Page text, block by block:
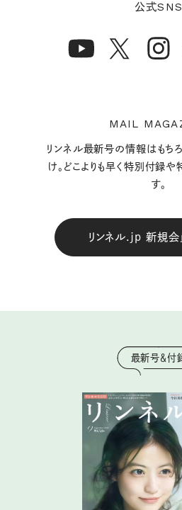
公式SNS
MAIL
リンネル最新号の情報はもち
け。どこよりも早く特別付録や
す。
リンネル.jp 新規
最新号＆付